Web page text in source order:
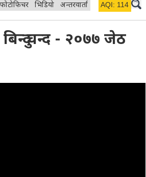
फोटोफिचर भिडियो अन्तरवार्ता विचार/ब्लग
AQI: 114
चन्द - २०७७ जेठ